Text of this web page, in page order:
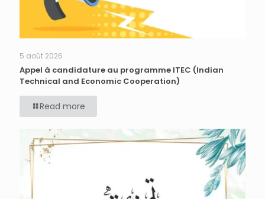
5 août 2026
Appel à candidature au programme ITEC (Indian
Technical and Economic Cooperation)
Read more